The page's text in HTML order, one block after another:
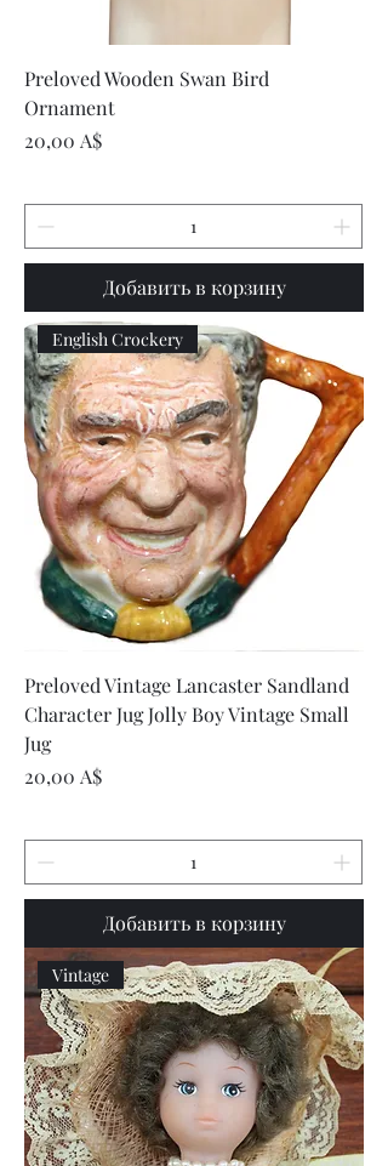
Preloved Wooden Swan Bird
Ornament
Цена
20,00 A$
Добавить в корзину
English Crockery
Preloved Vintage Lancaster Sandland
Character Jug Jolly Boy Vintage Small
Jug
Цена
20,00 A$
Добавить в корзину
Vintage